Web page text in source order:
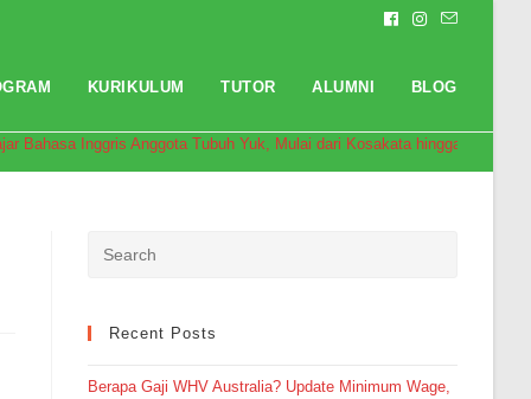
KURIKULUM TUTOR ALUMNI BLOG
Bahasa Inggris Anggota Tubuh Yuk, Mulai dari Kosakata hingga Contoh
Recent Posts
Berapa Gaji WHV Australia? Update Minimum Wage,